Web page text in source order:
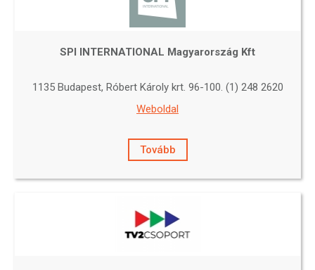
SPI INTERNATIONAL Magyarország Kft
1135 Budapest, Róbert Károly krt. 96-100. (1) 248 2620
Weboldal
Tovább